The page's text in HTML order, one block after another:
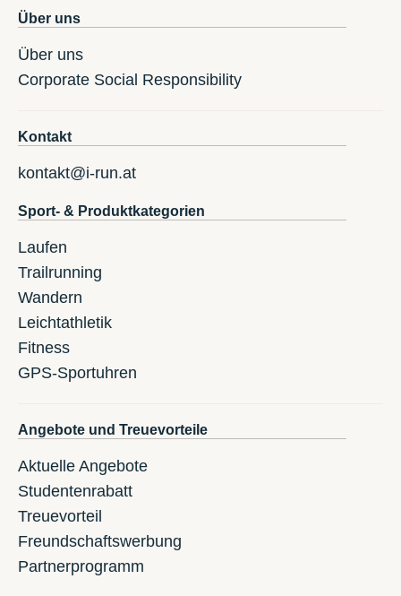
Über uns
Über uns
Corporate Social Responsibility
Kontakt
kontakt@i-run.at
Sport- & Produktkategorien
Laufen
Trailrunning
Wandern
Leichtathletik
Fitness
GPS-Sportuhren
Angebote und Treuevorteile
Aktuelle Angebote
Studentenrabatt
Treuevorteil
Freundschaftswerbung
Partnerprogramm